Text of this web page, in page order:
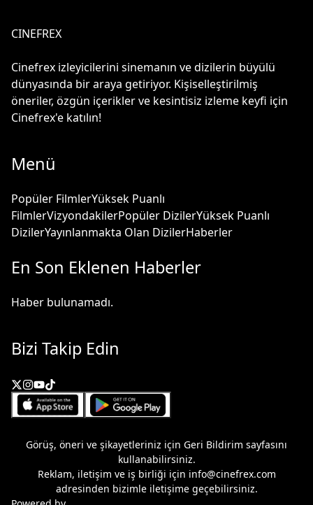
CINEFREX
Cinefrex izleyicilerini sinemanın ve dizilerin büyülü
dünyasında bir araya getiriyor. Kişiselleştirilmiş
öneriler, özgün içerikler ve kesintisiz izleme keyfi için
Cinefrex'e katılın!
Menü
Popüler FilmlerYüksek Puanlı
FilmlerVizyondakilerPopüler DizilerYüksek Puanlı
DizilerYayınlanmakta Olan DizilerHaberler
En Son Eklenen Haberler
Haber bulunamadı.
Bizi Takip Edin
Görüş, öneri ve şikayetleriniz için Geri Bildirim sayfasını
kullanabilirsiniz.
Reklam, iletişim ve iş birliği için info@cinefrex.com
adresinden bizimle iletişime geçebilirsiniz.